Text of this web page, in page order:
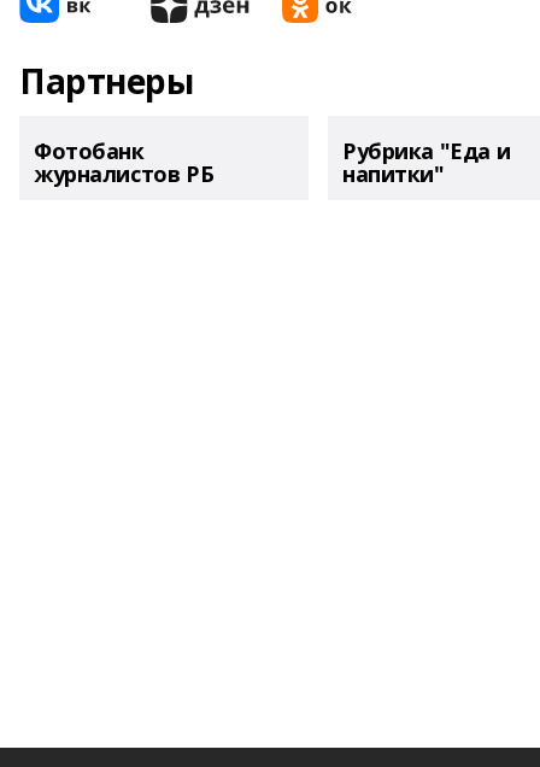
Партнеры
Фотобанк
журналистов РБ
Рубрика "Еда и
напитки"